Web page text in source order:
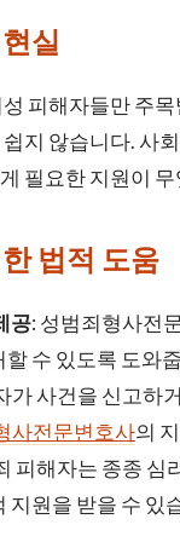
실
피해자들만 주
지 않습니다. 사
필요한 지원이
법적 도움
공: 성범죄형사전
수 있도록 도와
가 사건을 신고하
사전문변호사의
피해자는 종종 심
지원을 받을 수 있